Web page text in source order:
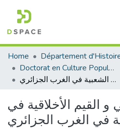
Communities & Collections
All of DSpace
Statistics
Home
Doctorat en Culture Populaire
السلوك الاجتماعي و القيم الأخلاقية في الحكاية الشعبية في الغرب الجزائري
القيم الأخلاقية في
في الغرب الجزائري